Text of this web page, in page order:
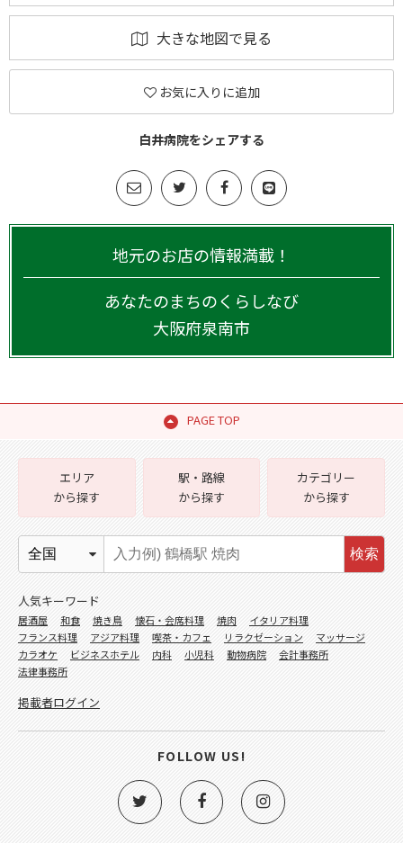
大きな地図で見る
お気に入りに追加
白井病院をシェアする
地元のお店の情報満載！
あなたのまちのくらしなび
大阪府泉南市
PAGE TOP
エリア
から探す
駅・路線
から探す
カテゴリー
から探す
検索
人気キーワード
居酒屋 和食 焼き鳥 懐石・会席料理 焼肉
イタリア料理
フランス料理
アジア料理 喫茶・カフェ リラクゼーション
マッサージ
カラオケ
ビジネスホテル 内科 小児科 動物病院
会計事務所
法律事務所
掲載者ログイン
FOLLOW US!